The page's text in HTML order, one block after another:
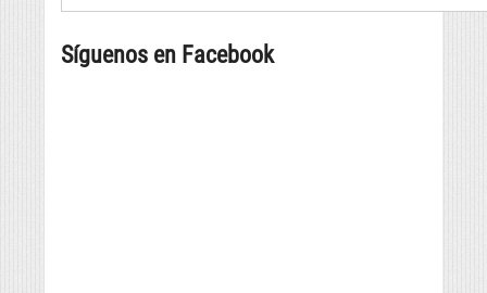
infinitas
Síguenos en Facebook